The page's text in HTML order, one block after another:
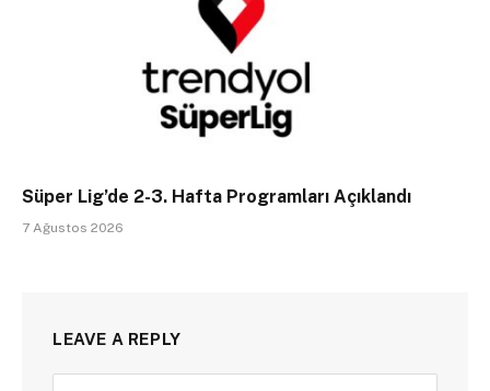
Süper Lig’de 2-3. Hafta Programları Açıklandı
7 Ağustos 2026
LEAVE A REPLY